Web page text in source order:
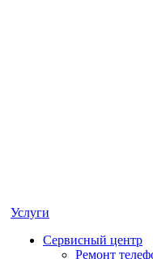
Услуги
Сервисный центр
Ремонт